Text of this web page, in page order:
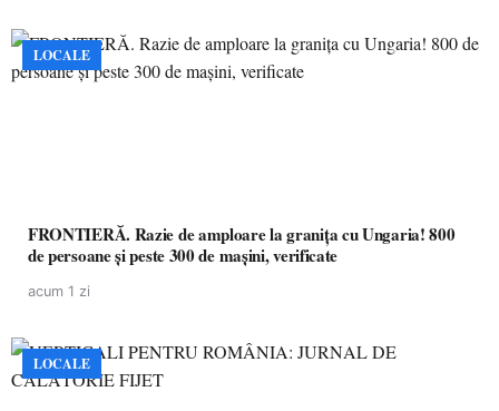
LOCALE
FRONTIERĂ. Razie de amploare la granița cu Ungaria! 800
de persoane și peste 300 de mașini, verificate
acum 1 zi
LOCALE